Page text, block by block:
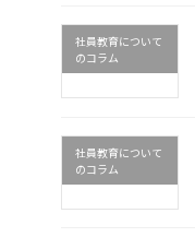
社員教育について
のコラム
社員教育について
のコラム